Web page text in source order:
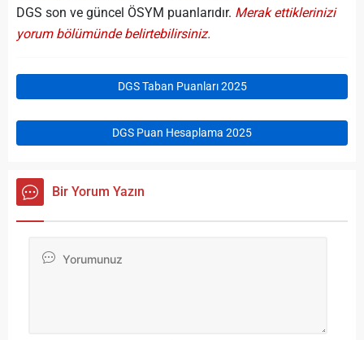
DGS son ve güncel ÖSYM puanlarıdır. Merak ettiklerinizi
yorum bölümünde belirtebilirsiniz.
DGS Taban Puanları 2025
DGS Puan Hesaplama 2025
Bir Yorum Yazın